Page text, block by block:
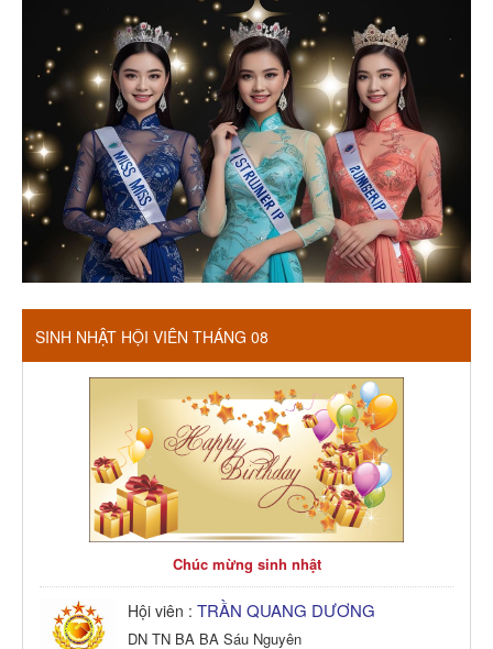
SINH NHẬT HỘI VIÊN THÁNG 08
Chúc mừng sinh nhật
Hội viên : TRẦN QUANG DƯƠNG
DN TN BA BA Sáu Nguyên